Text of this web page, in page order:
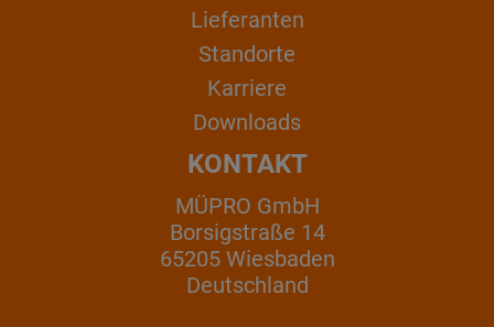
Lieferanten
Standorte
Karriere
Downloads
KONTAKT
MÜPRO GmbH
Borsigstraße 14
65205 Wiesbaden
Deutschland